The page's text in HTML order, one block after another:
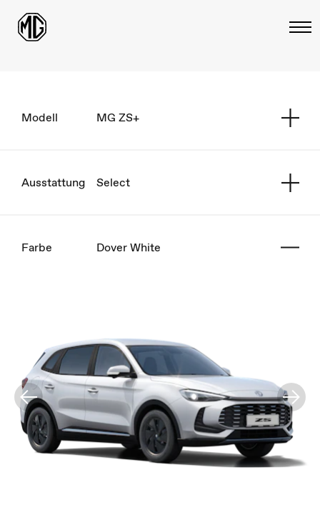
Modell MG ZS+
Ausstattung Select
Farbe Dover White